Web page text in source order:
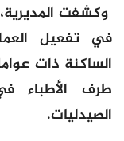
وكشفت
في تفعيل
الساكنة ذات
طرف الأطباء
الصيدليات.